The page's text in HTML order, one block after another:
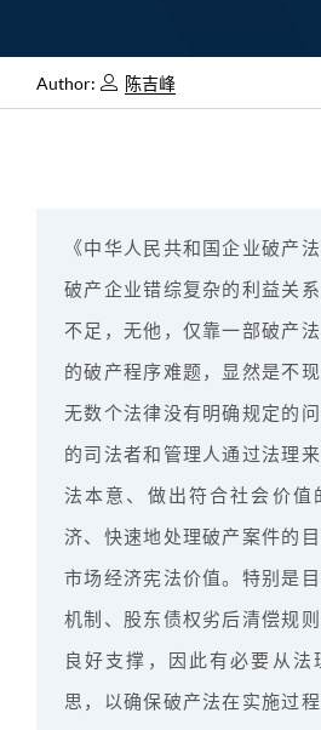
Author: 陈吉峰
《中华人民共和国企业破产
破产企业错综复杂的利益关
不足，无他，仅靠一部破产
的破产程序难题，显然是不
无数个法律没有明确规定的
的司法者和管理人通过法理
法本意、做出符合社会价值
济、快速地处理破产案件的
市场经济宪法价值。特别是
机制、股东债权劣后清偿规
良好支撑，因此有必要从法
思，以确保破产法在实施过